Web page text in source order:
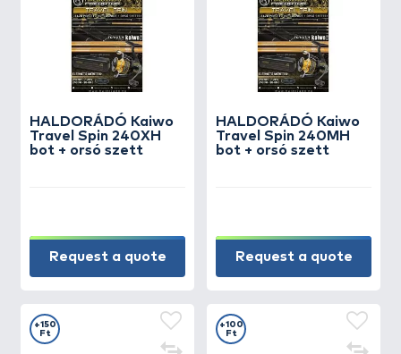
HALDORÁDÓ Kaiwo
Travel Spin 240XH
bot + orsó szett
Request a quote
HALDORÁDÓ Kaiwo
Travel Spin 240MH
bot + orsó szett
Request a quote
+150
Ft
+100
Ft